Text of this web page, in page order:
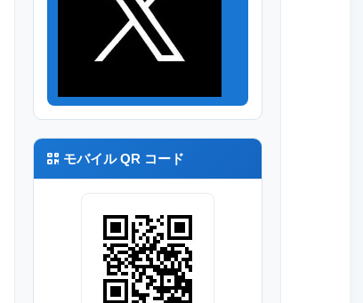
モバイル QR コード